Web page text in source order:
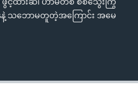
သဘောမတူတဲ့အကြောင်း အမေ